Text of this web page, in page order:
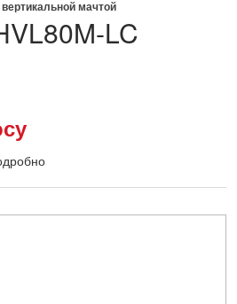
LC
мачтой